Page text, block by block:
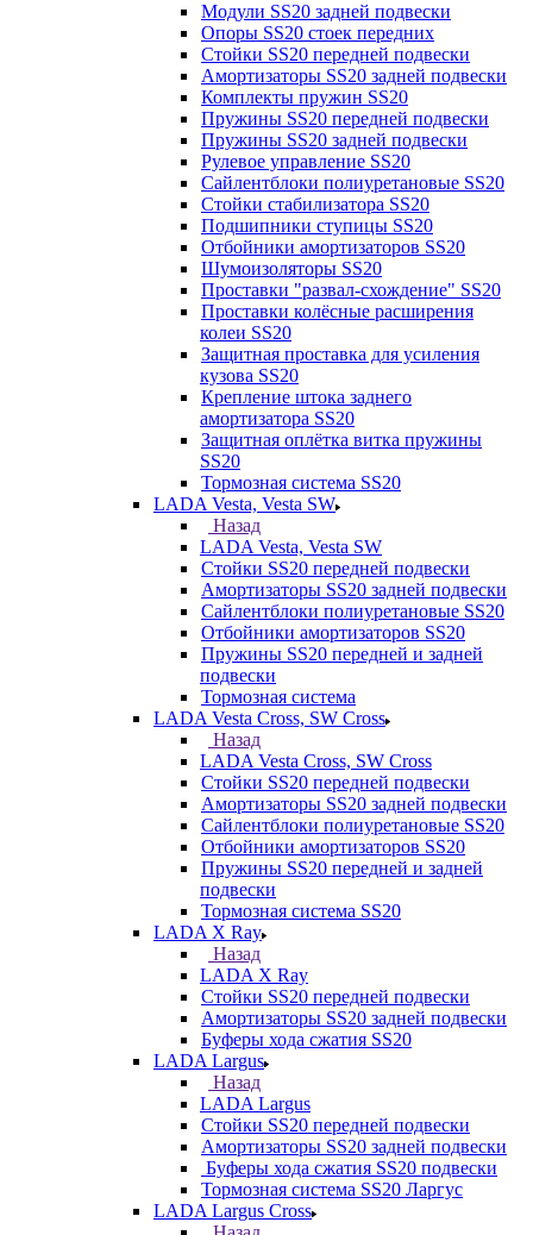
Модули SS20 задней подвески
Опоры SS20 стоек передних
Стойки SS20 передней подвески
Амортизаторы SS20 задней подвески
Комплекты пружин SS20
Пружины SS20 передней подвески
Пружины SS20 задней подвески
Рулевое управление SS20
Сайлентблоки полиуретановые SS20
Стойки стабилизатора SS20
Подшипники ступицы SS20
Отбойники амортизаторов SS20
Шумоизоляторы SS20
Проставки "развал-схождение" SS20
Проставки колёсные расширения
колеи SS20
Защитная проставка для усиления
кузова SS20
Крепление штока заднего
амортизатора SS20
Защитная оплётка витка пружины
SS20
Тормозная система SS20
LADA Vesta, Vesta SW
Назад
LADA Vesta, Vesta SW
Стойки SS20 передней подвески
Амортизаторы SS20 задней подвески
Сайлентблоки полиуретановые SS20
Отбойники амортизаторов SS20
Пружины SS20 передней и задней
подвески
Тормозная система
LADA Vesta Cross, SW Cross
Назад
LADA Vesta Cross, SW Cross
Стойки SS20 передней подвески
Амортизаторы SS20 задней подвески
Сайлентблоки полиуретановые SS20
Отбойники амортизаторов SS20
Пружины SS20 передней и задней
подвески
Тормозная система SS20
LADA X Ray
Назад
LADA X Ray
Стойки SS20 передней подвески
Амортизаторы SS20 задней подвески
Буферы хода сжатия SS20
LADA Largus
Назад
LADA Largus
Стойки SS20 передней подвески
Амортизаторы SS20 задней подвески
Буферы хода сжатия SS20 подвески
Тормозная система SS20 Ларгус
LADA Largus Cross